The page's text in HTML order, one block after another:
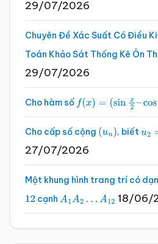
29/07/2026
Chuyên Đề Xác Suất Có Điều
Toán Khảo Sát Thống Kê Ôn
29/07/2026
Cho hàm số f(x)=(sinx2 –cosx2
Cho cấp số cộng (un), biếtu2 =
27/07/2026
Một khung hình trang trí có
12 cạnh A1A2…A 12 18/06/